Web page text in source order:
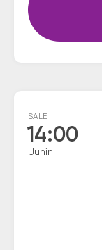
SALE
14:00
Junin